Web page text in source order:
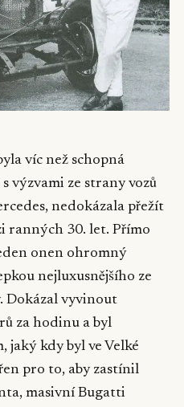
víc než schopná
výzvami ze strany vozů
nedokázala přežít
ranných 30. let. Přímo
onen ohromný
nejluxusnějšího ze
Dokázal vyvinout
za hodinu a byl
jaký kdy byl ve Velké
pro to, aby zastínil
masivní Bugatti